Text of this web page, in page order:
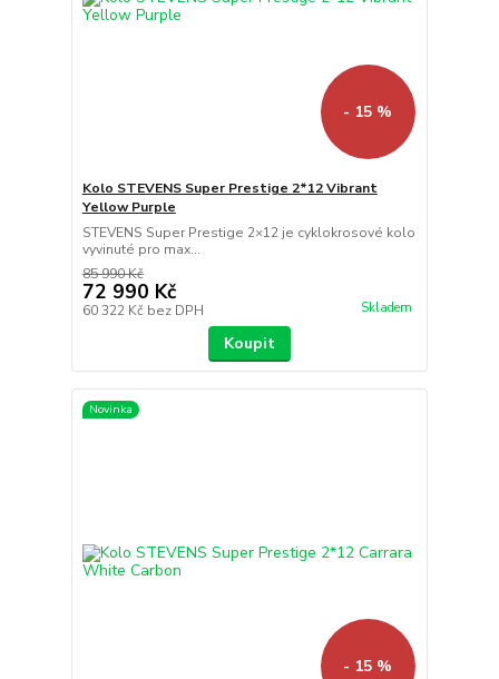
- 15 %
Kolo STEVENS Super Prestige 2*12 Vibrant
Yellow Purple
STEVENS Super Prestige 2×12 je cyklokrosové kolo
vyvinuté pro max...
85 990 Kč
72 990 Kč
60 322 Kč bez DPH Skladem
Koupit
Novinka
- 15 %